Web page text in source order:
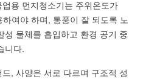
용 먼지청소기는 주위온도가
여야 하며, 통풍이 잘 되도록 노
성 물체를 흡입하고 환경 공기 중
니다.
, 사양은 서로 다르며 구조적 성